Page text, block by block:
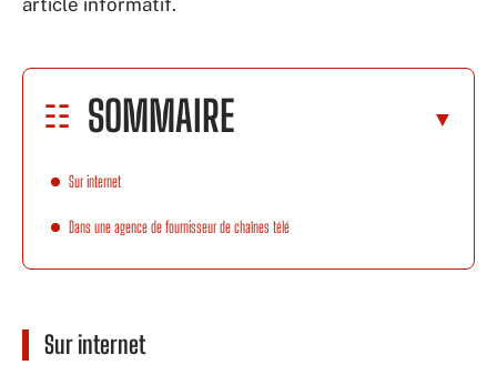
article informatif.
SOMMAIRE
Sur internet
Dans une agence de fournisseur de chaînes télé
Sur internet